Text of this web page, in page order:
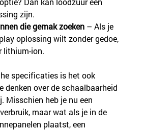
zijn.
die gemak zoeken – Als je
oplossing wilt zonder gedoe,
lithium-ion.
specificaties is het ook
denken over de schaalbaarheid
Misschien heb je nu een
maar wat als je in de
plaatst, een